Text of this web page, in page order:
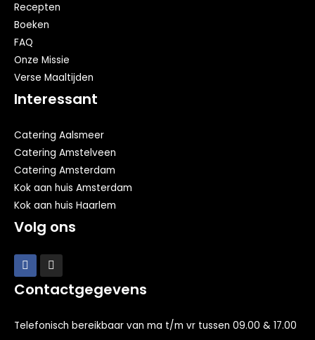
Recepten
Boeken
FAQ
Onze Missie
Verse Maaltijden
Interessant
Catering Aalsmeer
Catering Amstelveen
Catering Amsterdam
Kok aan huis Amsterdam
Kok aan huis Haarlem
Volg ons
Contactgegevens
Telefonisch bereikbaar van ma t/m vr tussen 09.00 & 17.00